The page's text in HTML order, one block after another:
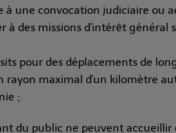
à une convocation judiciaire ou
à des missions d'intérêt général
pour des déplacements de
rayon maximal d'un kilomètre
;
du public ne peuvent